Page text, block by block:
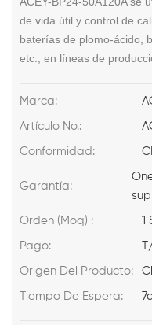
de vida útil y control de
baterías de plomo-ácido,
etc., en líneas de
Marca:
Artículo No.:
Conformidad:
Garantía:
Orden (Moq) : 1
Pago:
Origen Del Producto:
Tiempo De Espera: